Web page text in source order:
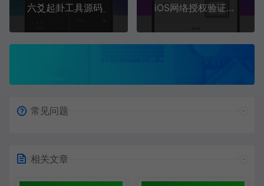
六爻起卦工具源码
iOS网络授权验证系统源码 苹果软件授权验证带搭建教程
常见问题
相关文章